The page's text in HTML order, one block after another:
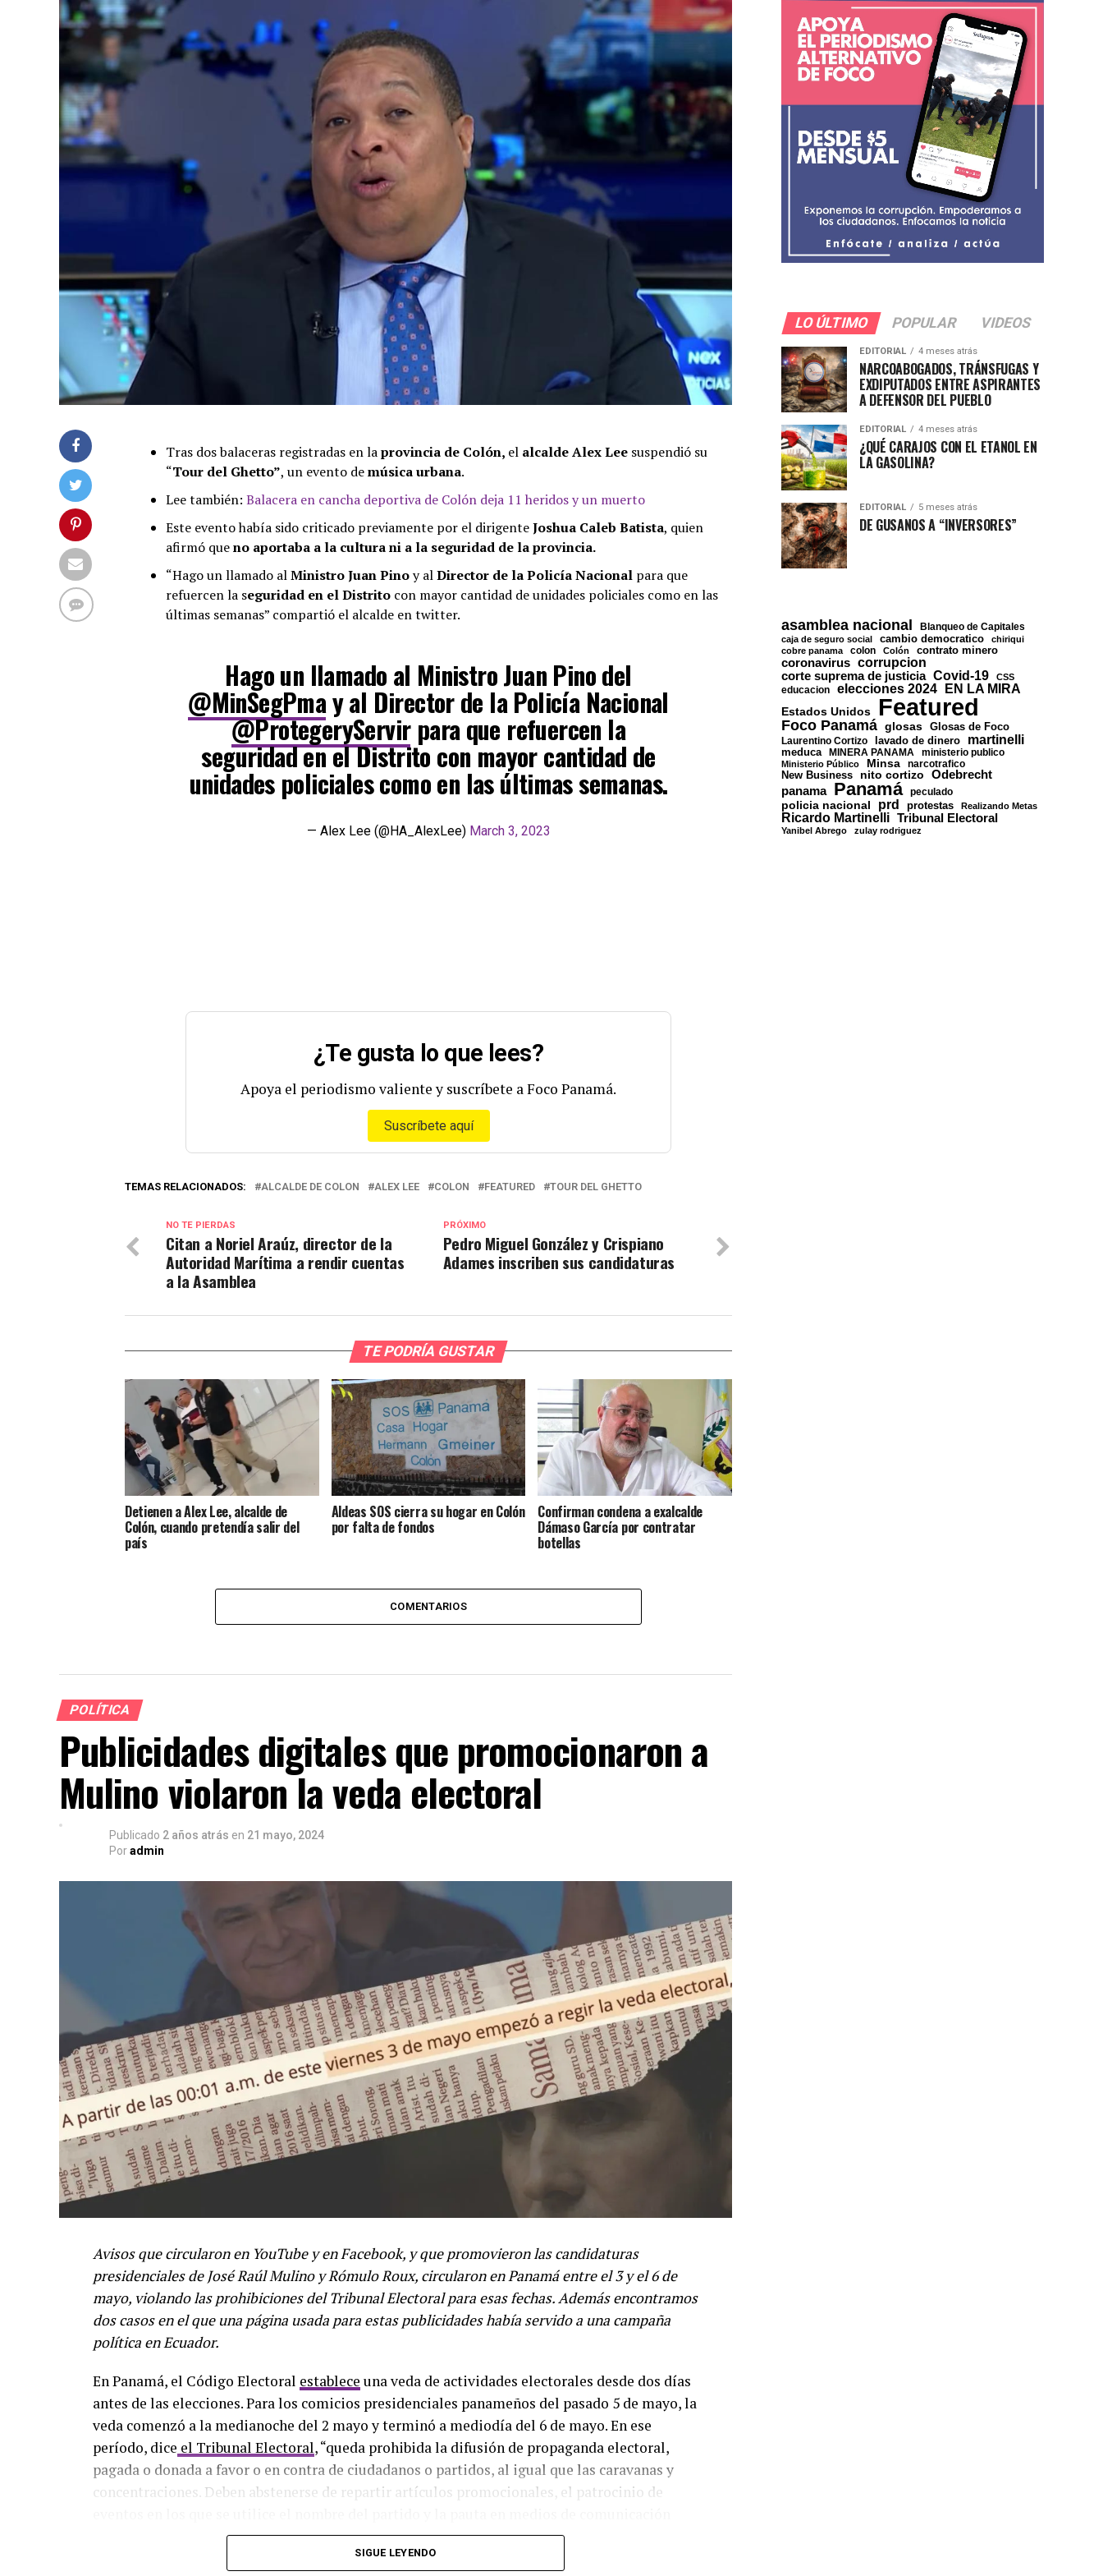
Tras dos balaceras registradas en laprovincia de Colón, el alcalde Alex Lee suspendió su
“Tour del Ghetto”, un evento demúsica urbana.
Lee también: Balacera en cancha deportiva de Colón deja 11 heridos y un muerto
Este evento había sido criticado previamente por el dirigenteJoshua Caleb Batista, quien
afirmó queno aportaba a la cultura ni a la seguridad de la provincia.
“Hago un llamado alMinistro Juan Pinoy alDirector de la Policía Nacional para que
refuercen la seguridad en el Distrito con mayor cantidad de unidades policiales como en las
últimas semanas” compartió el alcalde en twitter.
Hago un llamado al Ministro Juan Pino del
@MinSegPmay al Director de la Policía Nacional
@ProtegeryServirpara que refuercen la
seguridad en el Distrito con mayor cantidad de
unidades policiales como en las últimas semanas.
— Alex Lee (@HA_AlexLee) March 3, 2023
¿Te gusta lo que lees?
Apoya el periodismo valiente y suscríbete a Foco Panamá.
Suscríbete aquí
TEMAS RELACIONADOS: ALCALDE DE COLON ALEX LEE COLON FEATURED TOUR DEL GHETTO
PRÓXIMO
Pedro Miguel González y Crispiano
Adames inscriben sus candidaturas
NO TE PIERDAS
Citan a Noriel Araúz, director de la
Autoridad Marítima a rendir cuentas
a la Asamblea
TE PODRÍA GUSTAR
Detienen a Alex Lee, alcalde de
Colón, cuando pretendía salir del
país
Aldeas SOS cierra su hogar en Colón
por falta de fondos
Confirman condena a exalcalde
Dámaso García por contratar
botellas
COMENTARIOS
POLÍTICA
Publicidades digitales que promocionaron a
Mulino violaron la veda electoral
Publicado 2 años atrás en 21 mayo, 2024
Poradmin
Avisos que circularon en YouTube y en Facebook, y que promovieron las candidaturas
presidenciales de José Raúl Mulino y Rómulo Roux, circularon en Panamá entre el 3 y el 6 de
mayo, violando las prohibiciones del Tribunal Electoral para esas fechas. Además encontramos
dos casos en el que una página usada para estas publicidades había servido a una campaña
política en Ecuador.
En Panamá, el Código Electoral establece una veda de actividades electorales desde dos días
antes de las elecciones. Para los comicios presidenciales panameños del pasado 5 de mayo, la
veda comenzó a la medianoche del 2 mayo y terminó a mediodía del 6 de mayo. En ese
período, dice el Tribunal Electoral, “queda prohibida la difusión de propaganda electoral,
pagada o donada a favor o en contra de ciudadanos o partidos, al igual que las caravanas y
concentraciones. Deben abstenerse de repartir artículos promocionales, el patrocinio de
convencionales y digitales”.
SIGUE LEYENDO
LO ÚLTIMO POPULAR VIDEOS
EDITORIAL 4 meses atrás
NARCOABOGADOS, TRÁNSFUGAS Y
EXDIPUTADOS ENTRE ASPIRANTES
A DEFENSOR DEL PUEBLO
EDITORIAL 4 meses atrás
¿QUÉ CARAJOS CON EL ETANOL EN
LA GASOLINA?
EDITORIAL 5 meses atrás
DE GUSANOS A “INVERSORES”
asamblea nacional Blanqueo de Capitales
caja de seguro social cambio democratico
chiriqui
cobre panama
colon Colón contrato minero
coronavirus corrupcion
corte suprema de justicia Covid-19 CSS
educacion elecciones 2024 EN LA MIRA
Estados Unidos Featured
Foco Panamá glosas Glosas de Foco
Laurentino Cortizo lavado de dinero martinelli
meduca MINERA PANAMA ministerio publico
Ministerio Público Minsa
narcotrafico
New Business
nito cortizo Odebrecht
panama Panamá peculado
policia nacional prd protestas Realizando Metas
Ricardo Martinelli Tribunal Electoral
Yanibel Abrego zulay rodriguez